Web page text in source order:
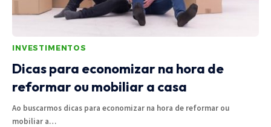
INVESTIMENTOS
Dicas para economizar na hora de
reformar ou mobiliar a casa
Ao buscarmos dicas para economizar na hora de reformar ou
mobiliar a…